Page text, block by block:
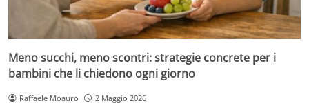
Meno succhi, meno scontri: strategie concrete per i
bambini che li chiedono ogni giorno
Raffaele Moauro 2 Maggio 2026